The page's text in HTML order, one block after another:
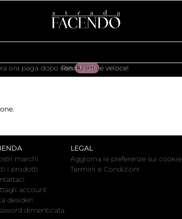
dopo conKlarna.
Reso facile e veloce!
marchi
i prodotti
account
desideri
dimenticata
LEGAL
Aggiorna le preferenze sui cookie
Termini e Condizioni